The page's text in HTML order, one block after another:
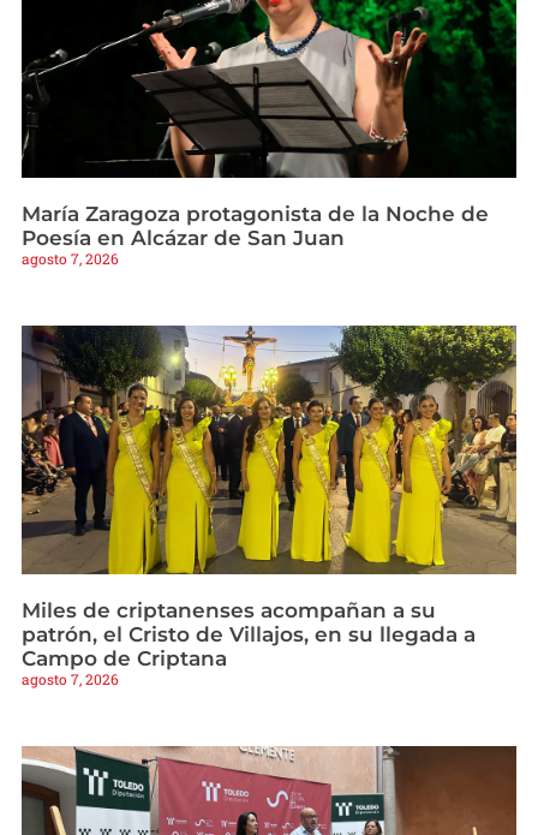
María Zaragoza protagonista de la Noche de
Poesía en Alcázar de San Juan
agosto 7, 2026
Miles de criptanenses acompañan a su
patrón, el Cristo de Villajos, en su llegada a
Campo de Criptana
agosto 7, 2026